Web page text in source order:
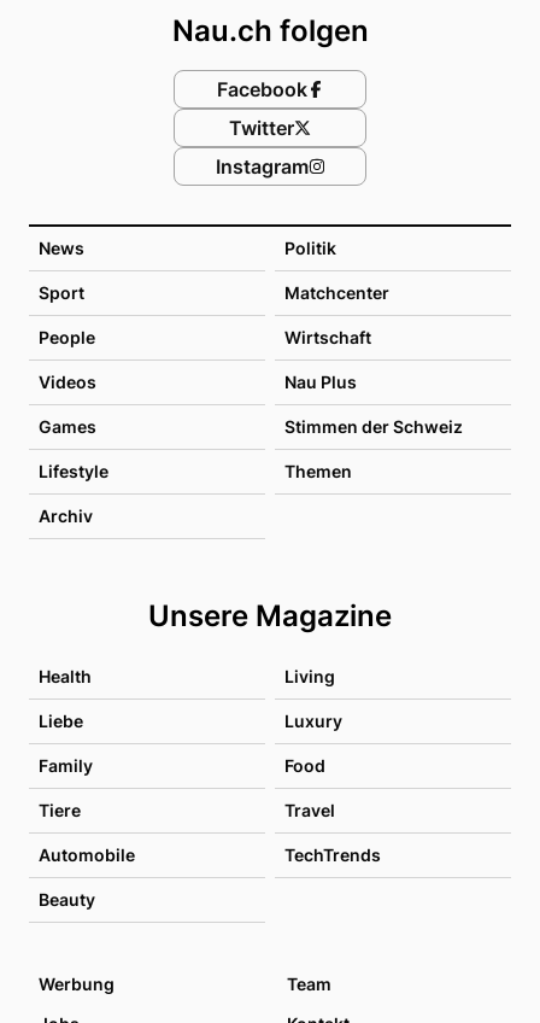
News Politik
Sport Matchcenter
People Wirtschaft
Videos Nau Plus
Games Stimmen der Schweiz
Lifestyle Themen
Archiv
Unsere Magazine
Health Living
Liebe Luxury
Family Food
Tiere Travel
Automobile TechTrends
Beauty
Nau.ch folgen
Facebook
Twitter
Instagram
Werbung
Team